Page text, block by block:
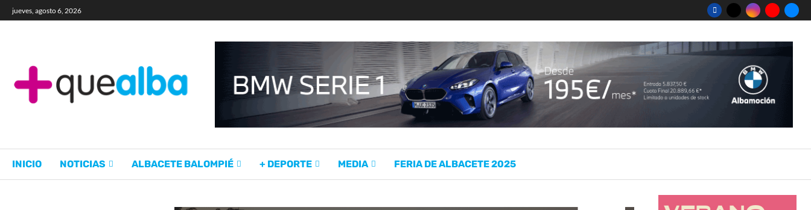
jueves, agosto 6, 2026
INICIO NOTICIAS ALBACETE BALOMPIÉ + DEPORTE MEDIA FERIA DE ALBACETE 2025